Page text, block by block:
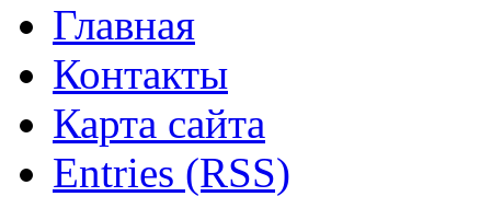
Главная
Контакты
Карта сайта
Entries (RSS)